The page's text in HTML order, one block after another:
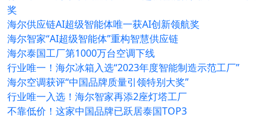
奖
海尔供应链AI超级智能体唯一获AI创新领航奖
海尔智家“AI超级智能体”重构智慧供应链
海尔泰国工厂第1000万台空调下线
行业唯一！海尔冰箱入选“2023年度智能制造示范工厂”
海尔空调获评“中国品牌质量引领特别大奖”
行业唯一入选！海尔智家再添2座灯塔工厂
不靠低价！这家中国品牌已跃居泰国TOP3